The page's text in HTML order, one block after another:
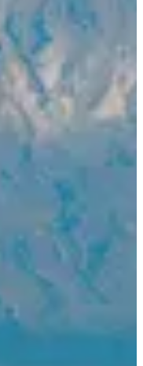
sommet
grandioses, aventure
promet de